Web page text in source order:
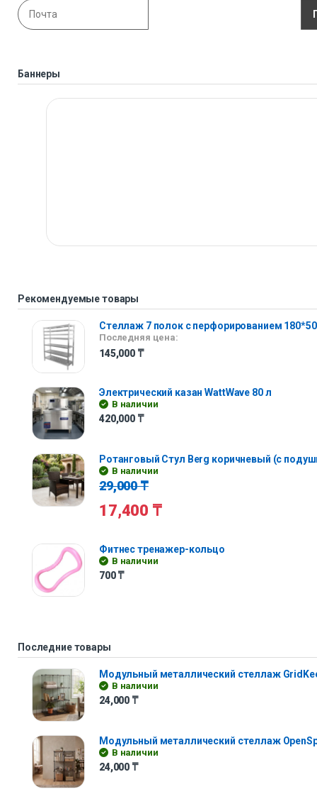
Баннеры
Рекомендуемые товары
Стеллаж 7 полок с перфорированием
Последняя цена:
145,000 ₸
Электрический казан WattWave 80 л
В наличии
420,000 ₸
Ротанговый Стул Berg коричневый (с
В наличии
29,000₸
17,400 ₸
Фитнес тренажер-кольцо
В наличии
700₸
Последние товары
Модульный металлический стеллаж
В наличии
24,000 ₸
Модульный металлический стеллаж
В наличии
24,000 ₸